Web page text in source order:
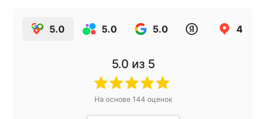
5.0 5.0 5.0 4.9
5.0 из 5
На основе 144 оценок